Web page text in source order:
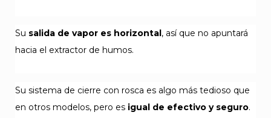
Su salida de vapor es horizontal, así que no apuntará
hacia el extractor de humos.
Su sistema de cierre con rosca es algo más tedioso que
en otros modelos, pero es igual de efectivo y seguro.